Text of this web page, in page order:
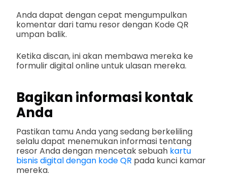
Anda dapat dengan cepat mengumpulkan
komentar dari tamu resor dengan Kode QR
umpan balik.
Ketika discan, ini akan membawa mereka ke
formulir digital online untuk ulasan mereka.
Bagikan informasi kontak
Anda
Pastikan tamu Anda yang sedang berkeliling
selalu dapat menemukan informasi tentang
resor Anda dengan mencetak sebuah kartu
bisnis digital dengan kode QR pada kunci kamar
mereka.